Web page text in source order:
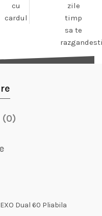
cu
cardul
zile
timp
sa te
(0)
Dual 60 Pliabila